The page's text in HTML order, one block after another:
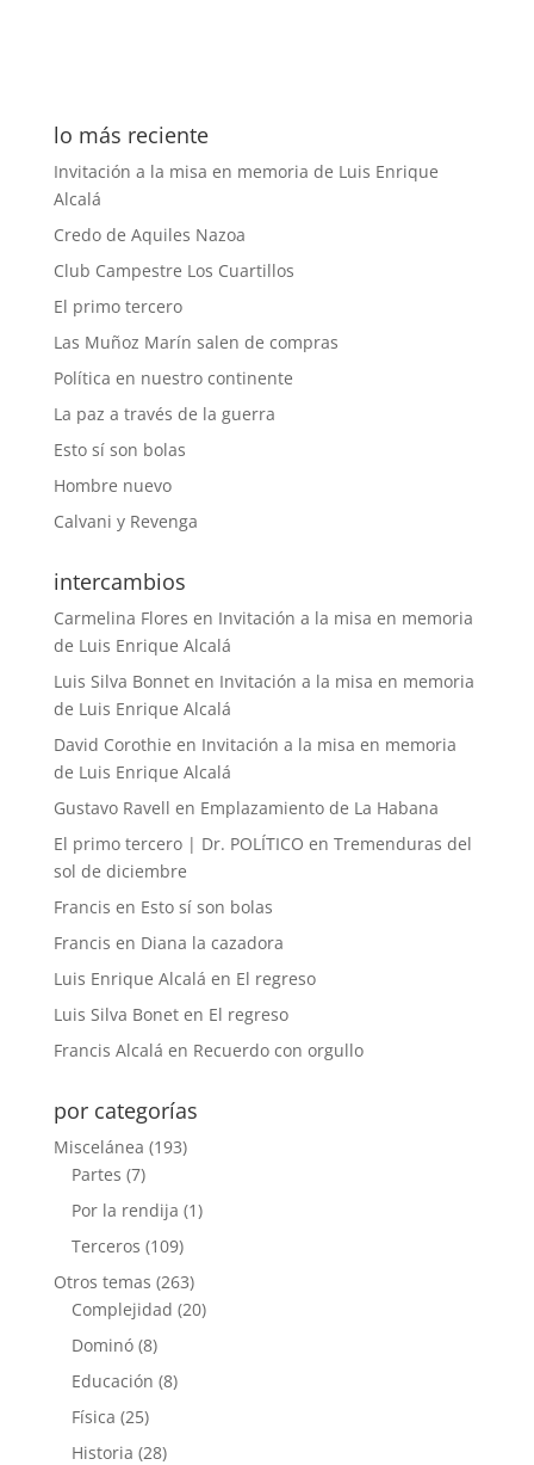
lo más reciente
Invitación a la misa en memoria de Luis Enrique
Alcalá
Credo de Aquiles Nazoa
Club Campestre Los Cuartillos
El primo tercero
Las Muñoz Marín salen de compras
Política en nuestro continente
La paz a través de la guerra
Esto sí son bolas
Hombre nuevo
Calvani y Revenga
intercambios
Carmelina Flores en Invitación a la misa en memoria
de Luis Enrique Alcalá
Luis Silva Bonneten Invitación a la misa en memoria
de Luis Enrique Alcalá
David Corothie en Invitación a la misa en memoria
de Luis Enrique Alcalá
Gustavo Ravell en Emplazamiento de La Habana
El primo tercero | Dr. POLÍTICO en Tremenduras del
sol de diciembre
Francis en Esto sí son bolas
Francis en Diana la cazadora
Luis Enrique Alcalá en El regreso
Luis Silva Boneten El regreso
Francis Alcalá en Recuerdo con orgullo
por categorías
Miscelánea (193)
Partes (7)
Por la rendija (1)
Terceros (109)
Otros temas (263)
Complejidad (20)
Dominó(8)
Educación (8)
Física (25)
Historia (28)